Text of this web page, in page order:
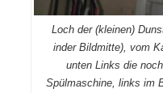
Loch der (kleinen)
inder Bildmitte), vom
unten Links die
Spülmaschine, links im